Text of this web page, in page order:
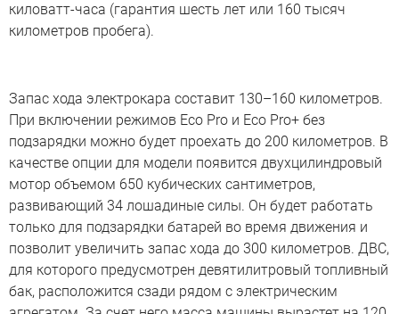
киловатт-часа (гарантия шесть лет или 160 тысяч
километров пробега).
Запас хода электрокара составит 130–160 километров.
При включении режимов Eco Pro и Eco Pro+ без
подзарядки можно будет проехать до 200 километров. В
качестве опции для модели появится двухцилиндровый
мотор объемом 650 кубических сантиметров,
развивающий 34 лошадиные силы. Он будет работать
только для подзарядки батарей во время движения и
позволит увеличить запас хода до 300 километров. ДВС,
для которого предусмотрен девятилитровый топливный
бак, расположится сзади рядом с электрическим